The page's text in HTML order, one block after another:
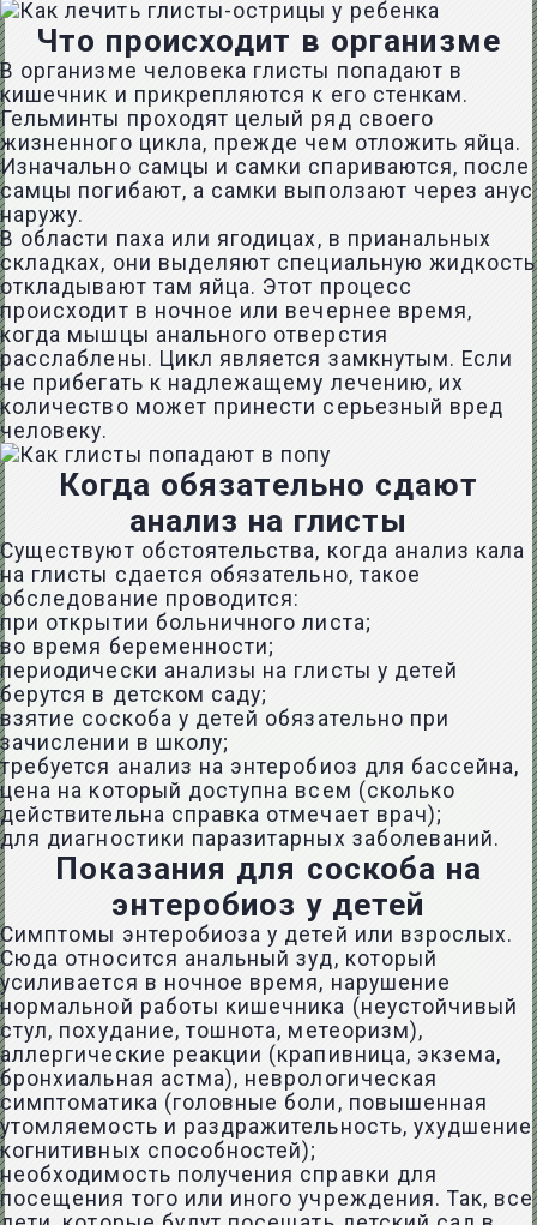
Что происходит в организме
В организме человека глисты попадают в
кишечник и прикрепляются к его стенкам.
Гельминты проходят целый ряд своего
жизненного цикла, прежде чем отложить яйца.
Изначально самцы и самки спариваются, после
самцы погибают, а самки выползают через анус
наружу.
В области паха или ягодицах, в прианальных
складках, они выделяют специальную жидкость
откладывают там яйца. Этот процесс
происходит в ночное или вечернее время,
когда мышцы анального отверстия
расслаблены. Цикл является замкнутым. Если
не прибегать к надлежащему лечению, их
количество может принести серьезный вред
человеку.
Когда обязательно сдают
анализ на глисты
Существуют обстоятельства, когда анализ кала
на глисты сдается обязательно, такое
обследование проводится:
при открытии больничного листа;
во время беременности;
периодически анализы на глисты у детей
берутся в детском саду;
взятие соскоба у детей обязательно при
зачислении в школу;
требуется анализ на энтеробиоз для бассейна,
цена на который доступна всем (сколько
действительна справка отмечает врач);
для диагностики паразитарных заболеваний.
Показания для соскоба на
энтеробиоз у детей
Симптомы энтеробиоза у детей или взрослых.
Сюда относится анальный зуд, который
усиливается в ночное время, нарушение
нормальной работы кишечника (неустойчивый
стул, похудание, тошнота, метеоризм),
аллергические реакции (крапивница, экзема,
бронхиальная астма), неврологическая
симптоматика (головные боли, повышенная
утомляемость и раздражительность, ухудшение
когнитивных способностей);
необходимость получения справки для
посещения того или иного учреждения. Так, все